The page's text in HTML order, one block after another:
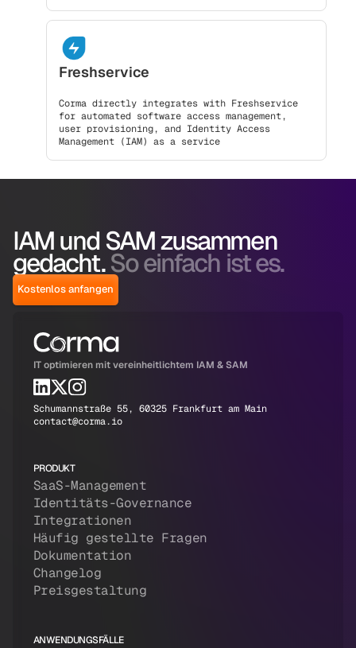
Freshservice
Corma directly integrates with Freshservice
for automated software access management,
user provisioning, and Identity Access
Management (IAM) as a service
IAM und SAM zusammen
gedacht.So einfach ist es.
Kostenlos anfangen
IT optimieren mit vereinheitlichtem IAM & SAM
Schumannstraße 55, 60325 Frankfurt am Main
contact@corma.io
PRODUKT
SaaS-Management
Identitäts-Governance
Integrationen
Häufig gestellte Fragen
Dokumentation
Changelog
Preisgestaltung
ANWENDUNGSFÄLLE